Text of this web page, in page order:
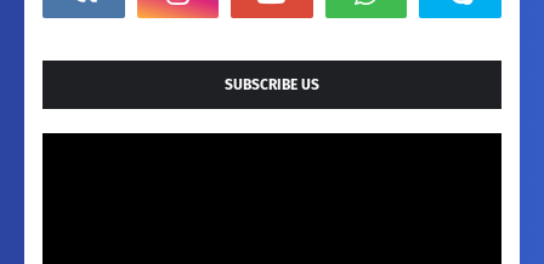
SUBSCRIBE US